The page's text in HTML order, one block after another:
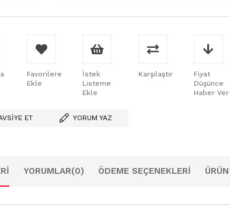
Favorilere
Ekle
İstek
Listeme
Ekle
Karşılaştır
Fiyat
Düşünce
Haber Ver
ET YORUM YAZ
YORUMLAR(0) ÖDEME SEÇENEKLERI